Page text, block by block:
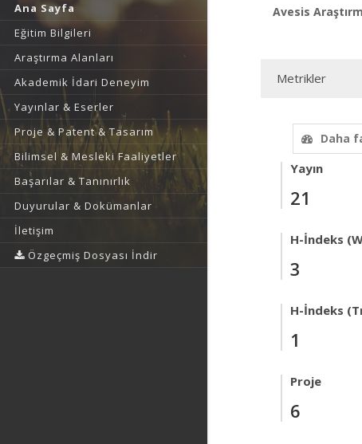
Ana Sayfa
Eğitim Bilgileri
Araştırma Alanları
Akademik İdari Deneyim
Yayınlar & Eserler
Proje & Patent & Tasarım
Bilimsel & Mesleki Faaliyetler
Başarılar & Tanınırlık
Duyurular & Dokümanlar
İletişim
Özgeçmiş Dosyası İndir
Avesis
Metrikler
Daha
Yayın
21
H-İndeks
3
H-İndeks
1
Proje
6